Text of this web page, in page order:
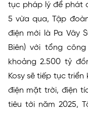
tục pháp lý để phát
5 vừa qua, Tập
điện mới là Pa Vây
Biên) với tổng
khoảng 2.500 tỷ
Kosy sẽ tiếp tục triển
điện mặt trời, điện
tiêu tới năm 2025,